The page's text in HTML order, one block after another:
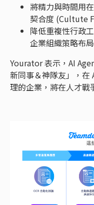
將精力與時間用
契合度 (Cultute
降低重複性行政
企業組織策略布
Yourator 表示，AI
新同事＆神隊友」，在
理的企業，將在人才戰